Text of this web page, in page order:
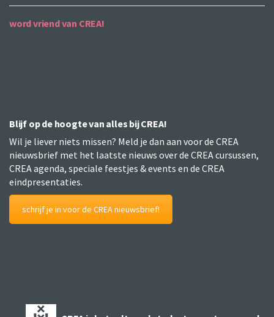
word vriend van CREA!
Blijf op de hoogte van alles bij CREA!
Wil je liever niets missen? Meld je dan aan voor de CREA
nieuwsbrief met het laatste nieuws over de CREA cursussen,
CREA agenda, speciale feestjes & events en de CREA
eindpresentaties.
schrijf je in voor de CREA nieuwsbrief!